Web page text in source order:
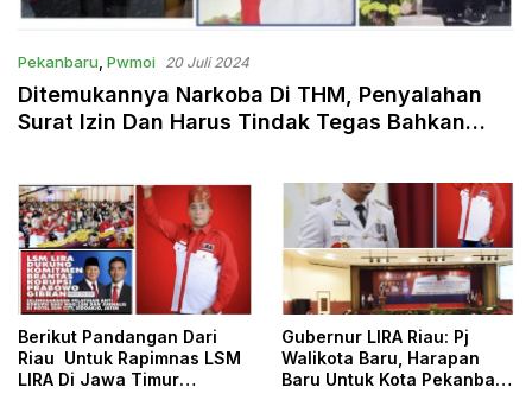
Pekanbaru, Pwmoi 20 Juli 2024
Ditemukannya Narkoba Di THM, Penyalahan
Surat Izin Dan Harus Tindak Tegas Bahkan
Berikut Pandangan Dari
Riau Untuk Rapimnas LSM
LIRA Di Jawa Timur
Gubernur LIRA Riau: Pj
Walikota Baru, Harapan
Baru Untuk Kota Pekanbaru